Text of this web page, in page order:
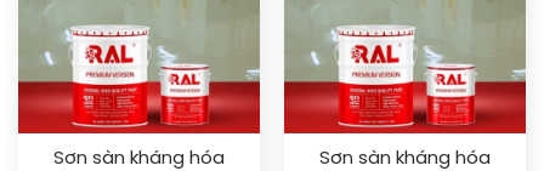
Sơn sàn kháng hóa
Sơn sàn kháng hóa